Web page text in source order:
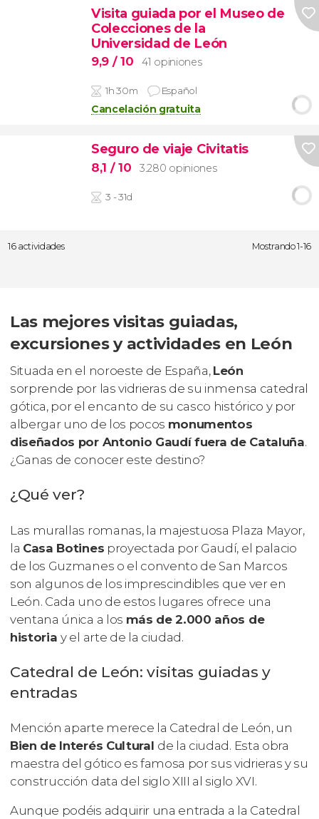
Visita guiada por el Museo de
Colecciones de la
Universidad de León
9,9 / 10 41 opiniones
1h 30m Español
Cancelación gratuita
Seguro de viaje Civitatis
8,1 / 10 3.280 opiniones
3 - 31d
16 actividades Mostrando 1-16
Las mejores visitas guiadas,
excursiones y actividades en León
Situada en el noroeste de España, León
sorprende por las vidrieras de su inmensa catedral
gótica, por el encanto de su casco histórico y por
albergar uno de los pocos monumentos
diseñados por Antonio Gaudí fuera de Cataluña.
¿Ganas de conocer este destino?
¿Qué ver?
Las murallas romanas, la majestuosa Plaza Mayor,
la Casa Botines proyectada por Gaudí, el palacio
de los Guzmanes o el convento de San Marcos
son algunos de los imprescindibles que ver en
León. Cada uno de estos lugares ofrece una
ventana única a los más de 2.000 años de
historiay el arte de la ciudad.
Catedral de León: visitas guiadas y
entradas
Mención aparte merece la Catedral de León, un
Bien de Interés Cultural de la ciudad. Esta obra
maestra del gótico es famosa por sus vidrieras y su
construcción data del siglo XIII al siglo XVI.
Aunque podéis adquirir una entrada a la Catedral